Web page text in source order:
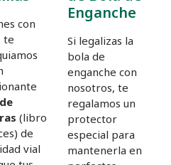
con
te
(libro
de
vial
Enganche
Si legalizas la
bola de
enganche con
nosotros, te
regalamos un
protector
especial para
mantenerla en